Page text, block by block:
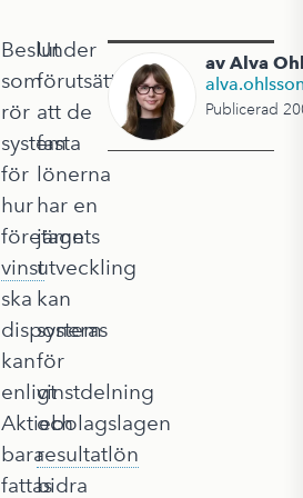
Beslut
som
rör
system
för
hur
företagets
vinst
ska
disponeras
kan
enligt
Aktiebolagslagen
bara
fattas
Under
förutsättning
att de
fasta
lönerna
har en
jämn
utveckling
kan
system
för
vinstdelning
och
resultatlön
bidra
av Alva
Publicerad